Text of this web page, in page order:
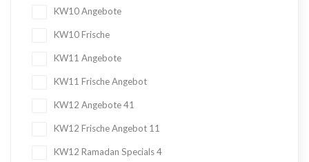
KW10 Angebote
KW10 Frische
KW11 Angebote
KW11 Frische Angebot
KW12 Angebote 41
KW12 Frische Angebot 11
KW12 Ramadan Specials 4